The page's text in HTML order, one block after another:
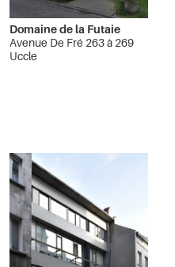
Domaine de la Futaie
Avenue De Fré 263 à 269
Uccle